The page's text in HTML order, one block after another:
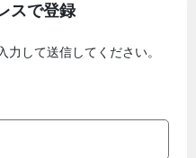
スで登録
して送信してください。